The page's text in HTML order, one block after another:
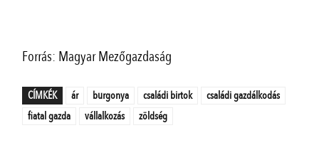
Forrás: Magyar Mezőgazdaság
CÍMKÉK ár burgonya családi birtok
családi gazdálkodás
fiatal gazda
vállalkozás zöldség